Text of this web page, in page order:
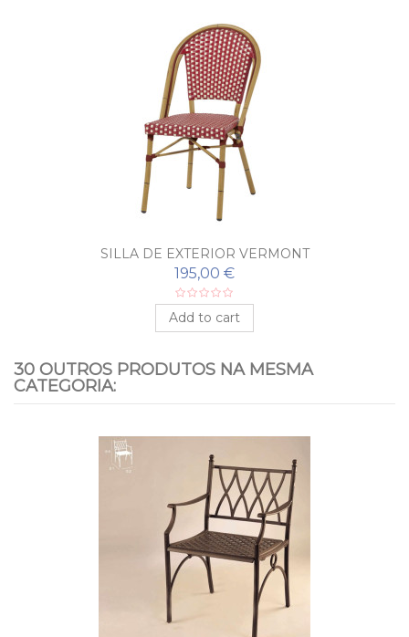
SILLA DE EXTERIOR VERMONT
195,00 €
Add to cart
30 OUTROS PRODUTOS NA MESMA
CATEGORIA: